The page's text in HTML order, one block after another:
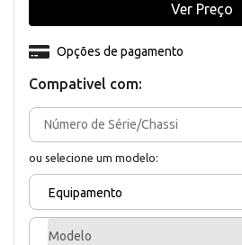
Compativel com:
ou selecione um modelo:
Equipamento
Modelo
Opções de pagamento
Ver Preço